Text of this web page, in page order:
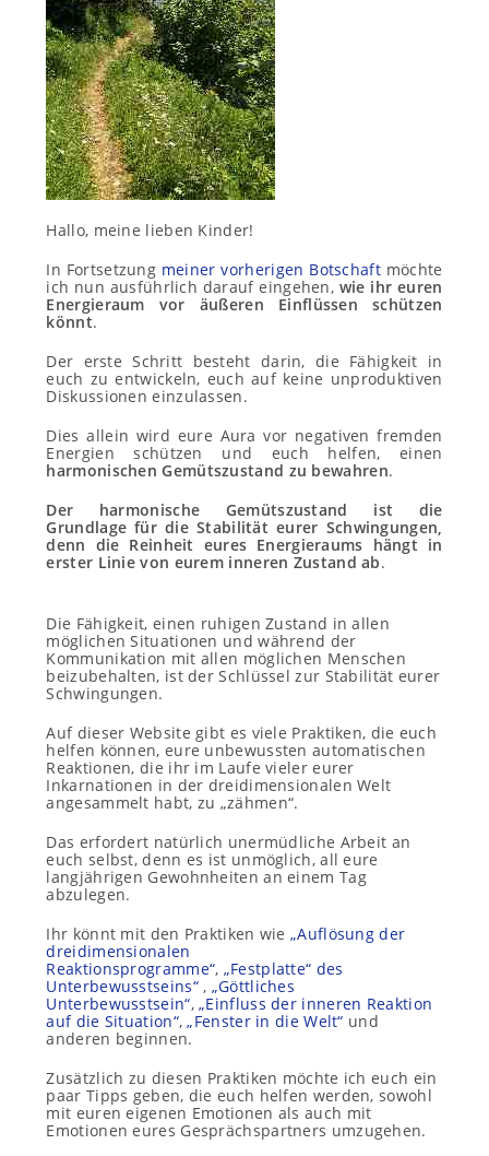
Hallo, meine lieben Kinder!
In Fortsetzung meiner vorherigen Botschaftmöchte
ich nun ausführlich darauf eingehen, wie ihr euren
Energieraum vor äußeren Einflüssen schützen
könnt.
Der erste Schritt besteht darin, die Fähigkeit in
euch zu entwickeln, euch auf keine unproduktiven
Diskussionen einzulassen.
Dies allein wird eure Aura vor negativen fremden
Energien schützen und euch helfen, einen
harmonischen Gemütszustand zu bewahren.
Der harmonische Gemütszustand ist die
Grundlage für die Stabilität eurer Schwingungen,
denn die Reinheit eures Energieraums hängt in
erster Linie von eurem inneren Zustand ab.
Die Fähigkeit, einen ruhigen Zustand in allen
möglichen Situationen und während der
Kommunikation mit allen möglichen Menschen
beizubehalten, ist der Schlüssel zur Stabilität eurer
Schwingungen.
Auf dieser Website gibt es viele Praktiken, die euch
helfen können, eure unbewussten automatischen
Reaktionen, die ihr im Laufe vieler eurer
Inkarnationen in der dreidimensionalen Welt
angesammelt habt, zu „zähmen“.
Das erfordert natürlich unermüdliche Arbeit an
euch selbst, denn es ist unmöglich, all eure
langjährigen Gewohnheiten an einem Tag
abzulegen.
Ihr könnt mit den Praktiken wie„Auflösung der
dreidimensionalen
Reaktionsprogramme“, „Festplatte“ des
Unterbewusstseins“, „Göttliches
Unterbewusstsein“,„Einfluss der inneren Reaktion
auf die Situation“,„Fenster in die Welt“ und
anderen beginnen.
Zusätzlich zu diesen Praktiken möchte ich euch ein
paar Tipps geben, die euch helfen werden, sowohl
mit euren eigenen Emotionen als auch mit
Emotionen eures Gesprächspartners umzugehen.